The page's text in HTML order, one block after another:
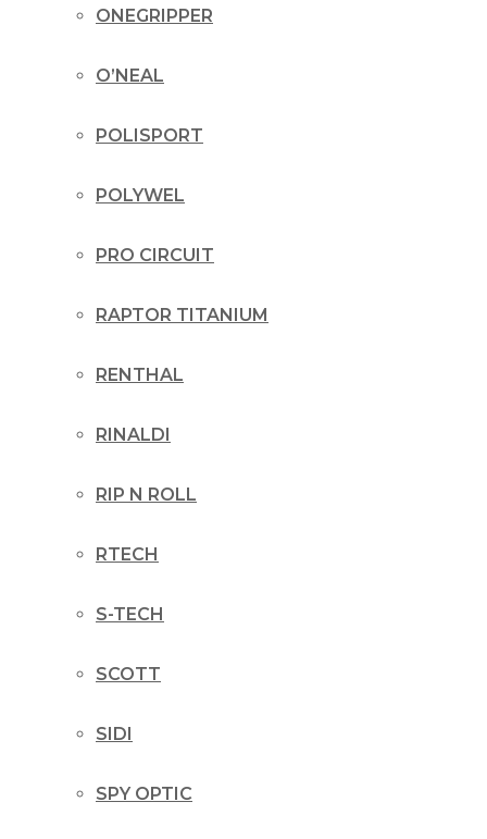
ONEGRIPPER
O’NEAL
POLISPORT
POLYWEL
PRO CIRCUIT
RAPTOR TITANIUM
RENTHAL
RINALDI
RIP N ROLL
RTECH
S-TECH
SCOTT
SIDI
SPY OPTIC